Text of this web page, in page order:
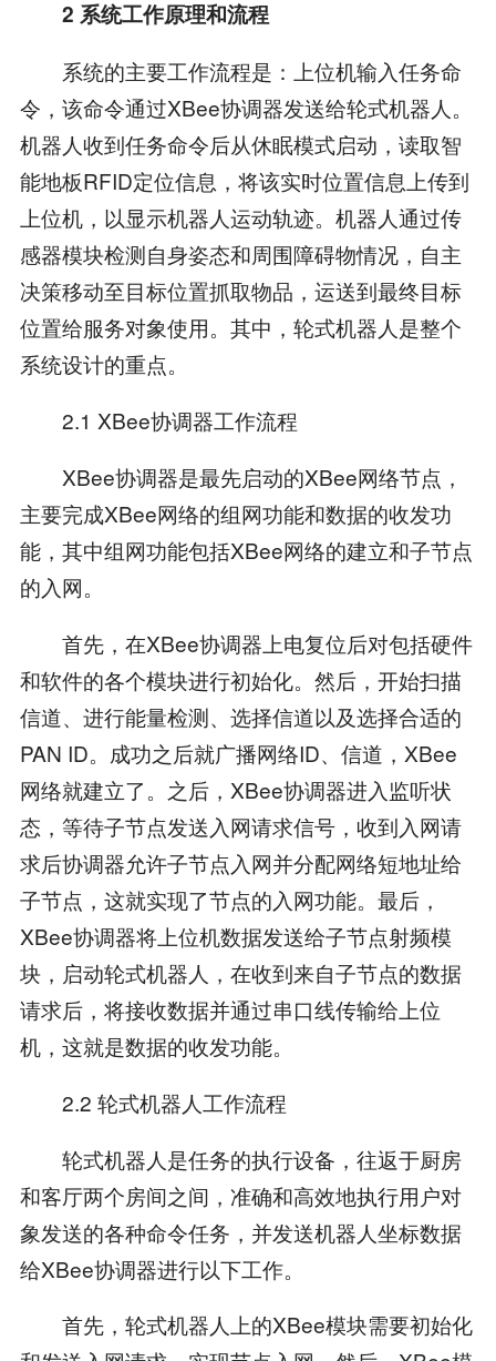
2 系统工作原理和流程
系统的主要工作流程是：上位机输入任务命
令，该命令通过XBee协调器发送给轮式机器人。
机器人收到任务命令后从休眠模式启动，读取智
能地板RFID定位信息，将该实时位置信息上传到
上位机，以显示机器人运动轨迹。机器人通过传
感器模块检测自身姿态和周围障碍物情况，自主
决策移动至目标位置抓取物品，运送到最终目标
位置给服务对象使用。其中，轮式机器人是整个
系统设计的重点。
2.1 XBee协调器工作流程
XBee协调器是最先启动的XBee网络节点，
主要完成XBee网络的组网功能和数据的收发功
能，其中组网功能包括XBee网络的建立和子节点
的入网。
首先，在XBee协调器上电复位后对包括硬件
和软件的各个模块进行初始化。然后，开始扫描
信道、进行能量检测、选择信道以及选择合适的
PAN ID。成功之后就广播网络ID、信道，XBee
网络就建立了。之后，XBee协调器进入监听状
态，等待子节点发送入网请求信号，收到入网请
求后协调器允许子节点入网并分配网络短地址给
子节点，这就实现了节点的入网功能。最后，
XBee协调器将上位机数据发送给子节点射频模
块，启动轮式机器人，在收到来自子节点的数据
请求后，将接收数据并通过串口线传输给上位
机，这就是数据的收发功能。
2.2 轮式机器人工作流程
轮式机器人是任务的执行设备，往返于厨房
和客厅两个房间之间，准确和高效地执行用户对
象发送的各种命令任务，并发送机器人坐标数据
给XBee协调器进行以下工作。
首先，轮式机器人上的XBee模块需要初始化